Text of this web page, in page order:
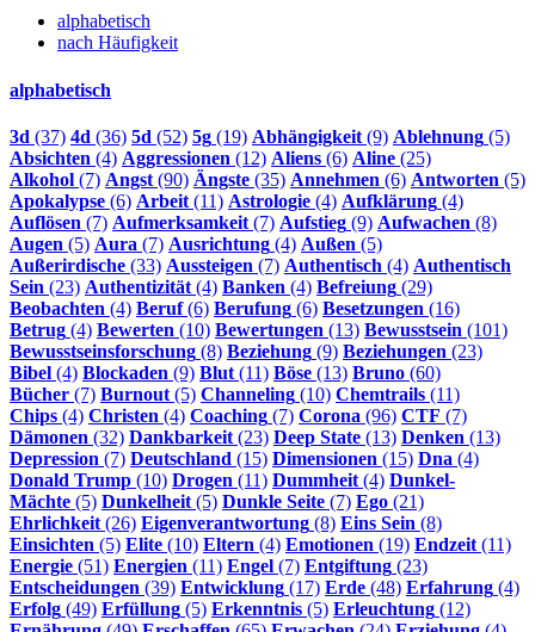
alphabetisch
nach Häufigkeit
alphabetisch
3d (37) 4d (36) 5d (52) 5g (19) Abhängigkeit (9) Ablehnung (5)
Absichten (4) Aggressionen (12) Aliens (6) Aline (25)
Alkohol (7) Angst (90) Ängste (35) Annehmen (6) Antworten (5)
Apokalypse (6) Arbeit (11) Astrologie (4) Aufklärung (4)
Auflösen (7) Aufmerksamkeit (7) Aufstieg (9) Aufwachen (8)
Augen (5) Aura (7) Ausrichtung (4) Außen (5)
Außerirdische (33) Aussteigen (7) Authentisch (4) Authentisch
Sein (23) Authentizität (4) Banken (4) Befreiung (29)
Beobachten (4) Beruf(6) Berufung (6) Besetzungen (16)
Betrug (4) Bewerten (10) Bewertungen (13) Bewusstsein (101)
Bewusstseinsforschung (8) Beziehung (9) Beziehungen (23)
Bibel (4) Blockaden (9) Blut (11) Böse (13) Bruno (60)
Bücher (7) Burnout (5) Channeling (10) Chemtrails (11)
Chips (4) Christen (4) Coaching (7) Corona (96) CTF (7)
Dämonen (32) Dankbarkeit (23) Deep State (13) Denken (13)
Depression (7) Deutschland (15) Dimensionen (15) Dna (4)
Donald Trump (10) Drogen (11) Dummheit (4) Dunkel-
Mächte (5) Dunkelheit (5) Dunkle Seite (7) Ego (21)
Ehrlichkeit (26) Eigenverantwortung (8) Eins Sein (8)
Einsichten (5) Elite (10) Eltern (4) Emotionen (19) Endzeit (11)
Energie (51) Energien (11) Engel (7) Entgiftung (23)
Entscheidungen (39) Entwicklung (17) Erde (48) Erfahrung (4)
Erfolg (49) Erfüllung (5) Erkenntnis (5) Erleuchtung (12)